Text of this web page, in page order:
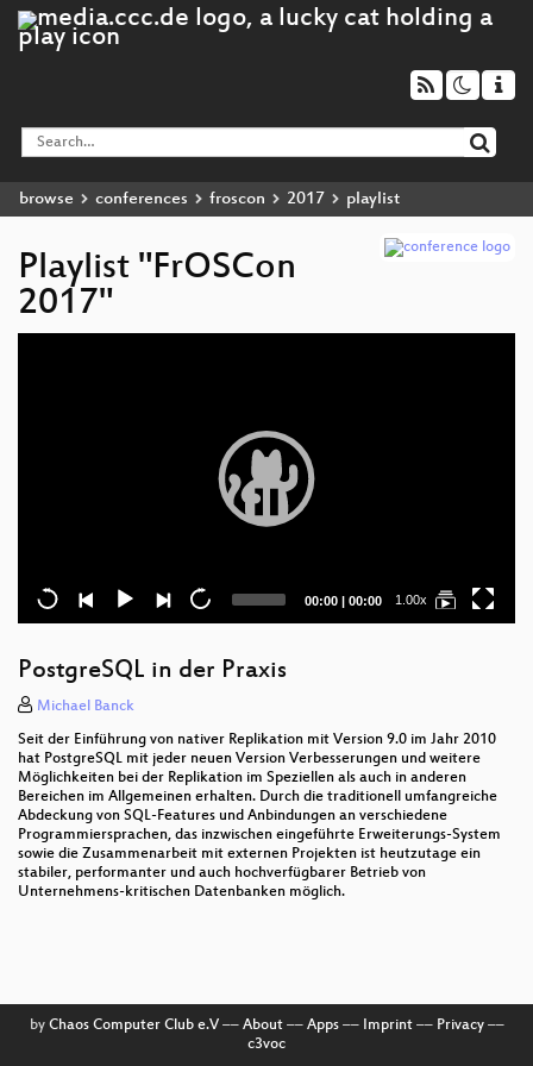
browse conferences froscon 2017 playlist
Playlist "FrOSCon
2017"
Current
00:00 | Total
00:00 1.00x
PostgreSQL in der Praxis
Michael Banck
Seit der Einführung von nativer Replikation mit Version 9.0 im Jahr 2010
hat PostgreSQL mit jeder neuen Version Verbesserungen und weitere
Möglichkeiten bei der Replikation im Speziellen als auch in anderen
Bereichen im Allgemeinen erhalten. Durch die traditionell umfangreiche
Abdeckung von SQL-Features und Anbindungen an verschiedene
Programmiersprachen, das inzwischen eingeführte Erweiterungs-System
sowie die Zusammenarbeit mit externen Projekten ist heutzutage ein
stabiler, performanter und auch hochverfügbarer Betrieb von
Unternehmens-kritischen Datenbanken möglich.
by Chaos Computer Club e.V–– About–– Apps–– Imprint–– Privacy––
c3voc